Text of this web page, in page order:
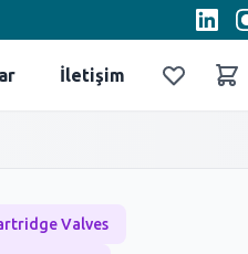
İletişim
FavorilerSepet
Valves